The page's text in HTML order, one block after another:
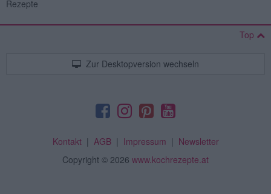
Rezepte
Top
Zur Desktopversion wechseln
Kontakt| AGB| Impressum | Newsletter
Copyright © 2026 www.kochrezepte.at